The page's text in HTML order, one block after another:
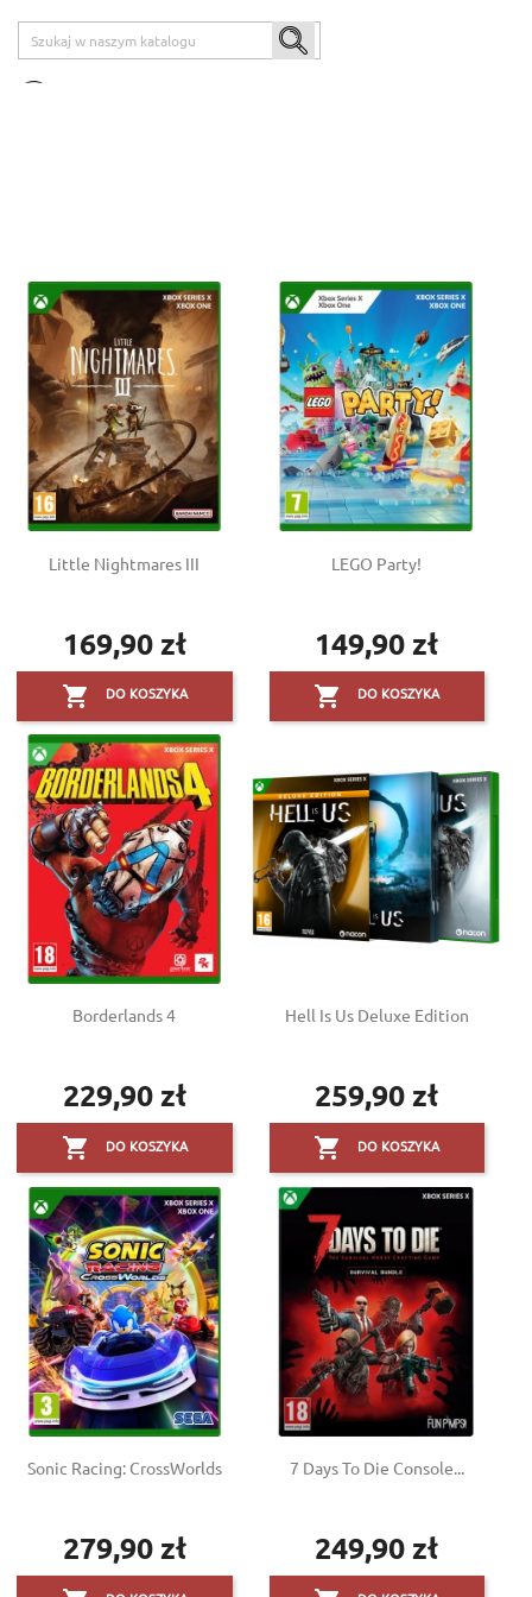
Little Nightmares III
Cena
169,90 zł
 DO KOSZYKA
LEGO Party!
Cena
149,90 zł
 DO KOSZYKA
Borderlands 4
Cena
229,90 zł
 DO KOSZYKA
Hell Is Us Deluxe Edition
Cena
259,90 zł
 DO KOSZYKA
Sonic Racing: CrossWorlds
Cena
279,90 zł
7 Days To Die Console...
Cena
249,90 zł